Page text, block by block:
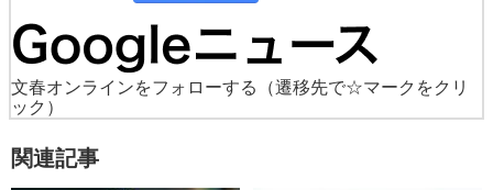
文春オンラインをフォローする
（遷移先で☆マークをクリ
ック）
関連記事